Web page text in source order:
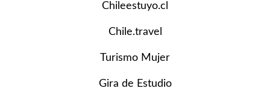
Chileestuyo.cl
Chile.travel
Turismo Mujer
Gira de Estudio